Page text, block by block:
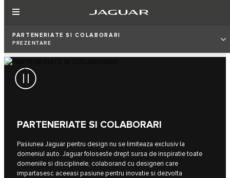
PARTENERIATE SI COLABORARI
PREZENTARE
PARTENERIATE SI COLABORARI
Pasiunea Jaguar pentru design nu se limiteaza exclusiv la
domeniul auto. Jaguar foloseste drept sursa de inspiratie toate
domeniile si disciplinele, colaborand cu designeri care
impartasesc aceeasi pasiune pentru inovatie si dezvolta